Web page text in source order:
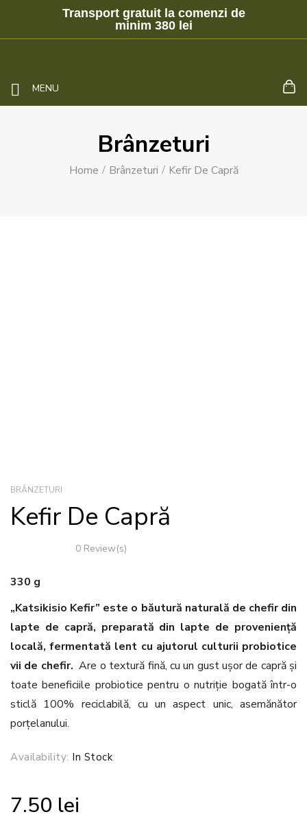
Transport gratuit la comenzi de
minim 380 lei
MENU
Brânzeturi
Home Brânzeturi Kefir De Capră
BRÂNZETURI
Kefir De Capră
0 Review(s)
330 g
„Katsikisio Kefir” este o băutură naturală de chefir din
lapte de capră, preparată din lapte de proveniență
locală, fermentată lent cu ajutorul culturii probiotice
vii de chefir. Are o textură fină, cu un gust ușor de capră și
toate beneficiile probiotice pentru o nutriție bogată într-o
sticlă 100% reciclabilă, cu un aspect unic, asemănător
porțelanului.
Availability: In Stock
7.50 lei